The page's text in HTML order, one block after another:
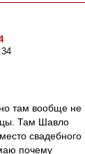
там вообще не
Там Шавло
свадебного
почему